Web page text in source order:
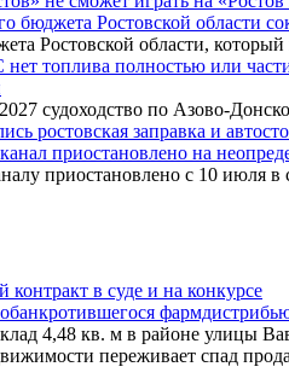
бюджета Ростовской области
Ростовской области,
топлива полностью или
судоходство по Азово-
ростовская заправка и
приостановлено на
приостановлено с 10 июля в
4,48 кв. м в районе улицы
переживает спад